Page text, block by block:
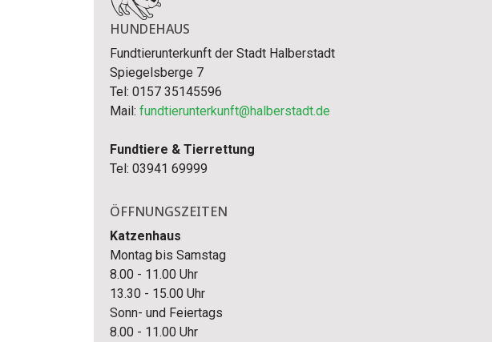
HUNDEHAUS
Fundtierunterkunft der Stadt Halberstadt
Spiegelsberge 7
Tel: 0157 35145596
Mail: fundtierunterkunft@halberstadt.de
Fundtiere & Tierrettung
Tel: 03941 69999
ÖFFNUNGSZEITEN
Katzenhaus
Montag bis Samstag
8.00 - 11.00 Uhr
13.30 - 15.00 Uhr
Sonn- und Feiertags
8.00 - 11.00 Uhr